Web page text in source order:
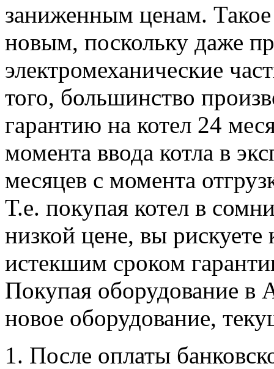
заниженным ценам. Такое
новым, поскольку даже
электромеханические
того, большинство
гарантию на котел 24
момента ввода котла в
месяцев с момента
Т.е. покупая котел в
низкой цене, вы рискуете
истекшим сроком
Покупая оборудование в
новое оборудование,
1. После оплаты